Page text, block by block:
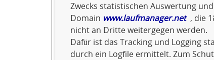
Zwecks statistischen Auswertung
Domain www.laufmanager.net, die
nicht an Dritte weitergegen werden.
Dafür ist das Tracking und Logging
durch ein Logfile ermittelt. Zum